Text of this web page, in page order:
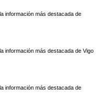
información más destacada de
información más destacada de Vigo
información más destacada de